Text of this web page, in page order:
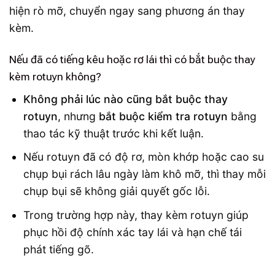
hiện rò mỡ, chuyển ngay sang phương án thay
kèm.
Nếu đã có tiếng kêu hoặc rơ lái thì có bắt buộc thay
kèm rotuyn không?
Không phải lúc nào cũng bắt buộc thay
rotuyn, nhưng bắt buộc kiểm tra rotuyn bằng
thao tác kỹ thuật trước khi kết luận.
Nếu rotuyn đã có độ rơ, mòn khớp hoặc cao su
chụp bụi rách lâu ngày làm khô mỡ, thì thay mỗi
chụp bụi sẽ không giải quyết gốc lỗi.
Trong trường hợp này, thay kèm rotuyn giúp
phục hồi độ chính xác tay lái và hạn chế tái
phát tiếng gõ.